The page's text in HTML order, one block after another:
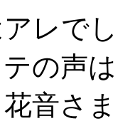
レで
の声
音さ